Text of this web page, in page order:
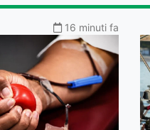
16 minuti fa